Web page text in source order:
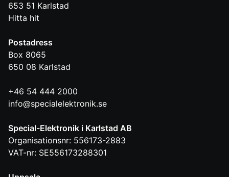
653 51 Karlstad
Hitta hit
Postadress
Box 8065
650 08 Karlstad
+46 54 444 2000
info@specialelektronik.se
Special-Elektronik i Karlstad AB
Organisationsnr: 556173-2883
VAT-nr: SE556173288301